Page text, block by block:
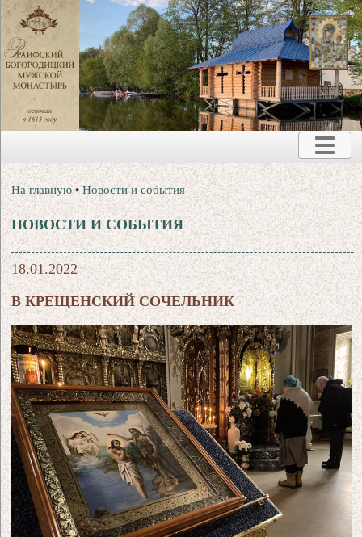
На главную •Новости и события
НОВОСТИ И СОБЫТИЯ
18.01.2022
В КРЕЩЕНСКИЙ СОЧЕЛЬНИК